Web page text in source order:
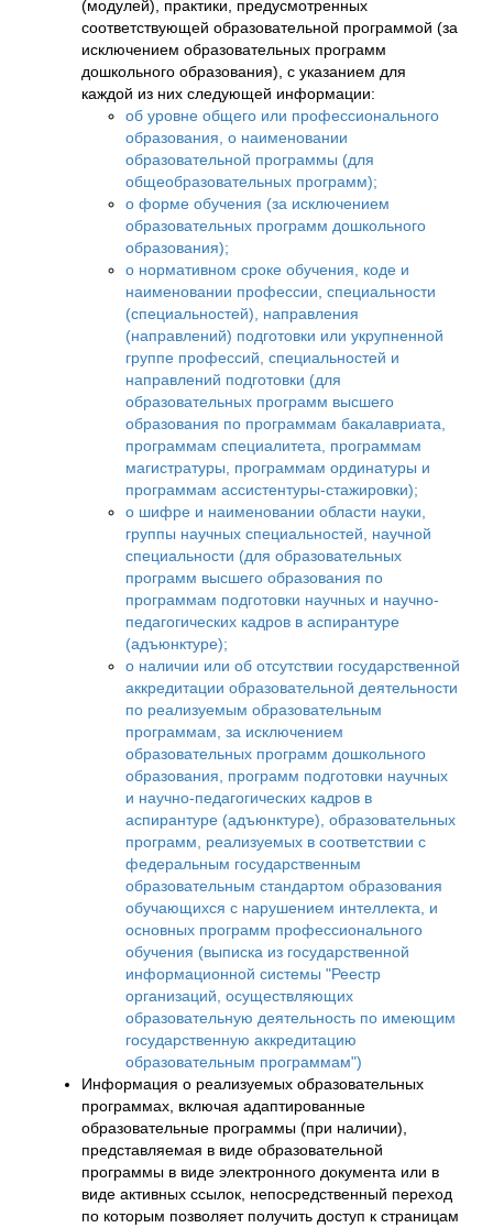
(модулей), практики, предусмотренных
соответствующей образовательной программой (за
исключением образовательных программ
дошкольного образования), с указанием для
каждой из них следующей информации:
об уровне общего или профессионального
образования, о наименовании
образовательной программы (для
общеобразовательных программ);
о форме обучения (за исключением
образовательных программ дошкольного
образования);
о нормативном сроке обучения, коде и
наименовании профессии, специальности
(специальностей), направления
(направлений) подготовки или укрупненной
группе профессий, специальностей и
направлений подготовки (для
образовательных программ высшего
образования по программам бакалавриата,
программам специалитета, программам
магистратуры, программам ординатуры и
программам ассистентуры-стажировки);
о шифре и наименовании области науки,
группы научных специальностей, научной
специальности (для образовательных
программ высшего образования по
программам подготовки научных и научно-
педагогических кадров в аспирантуре
(адъюнктуре);
о наличии или об отсутствии государственной
аккредитации образовательной деятельности
по реализуемым образовательным
программам, за исключением
образовательных программ дошкольного
образования, программ подготовки научных
и научно-педагогических кадров в
аспирантуре (адъюнктуре), образовательных
программ, реализуемых в соответствии с
федеральным государственным
образовательным стандартом образования
обучающихся с нарушением интеллекта, и
основных программ профессионального
обучения (выписка из государственной
информационной системы "Реестр
организаций, осуществляющих
образовательную деятельность по имеющим
государственную аккредитацию
образовательным программам")
Информация о реализуемых образовательных
программах, включая адаптированные
образовательные программы (при наличии),
представляемая в виде образовательной
программы в виде электронного документа или в
виде активных ссылок, непосредственный переход
по которым позволяет получить доступ к страницам